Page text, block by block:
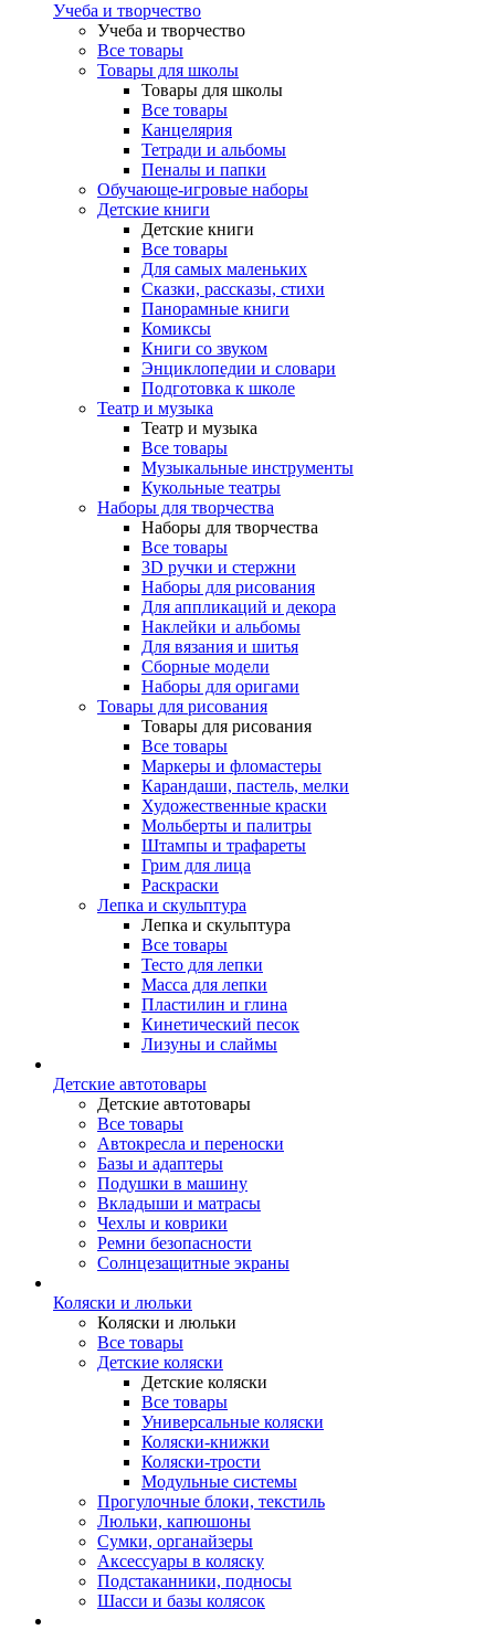
Учеба и творчество
Учеба и творчество
Все товары
Товары для школы
Товары для школы
Все товары
Канцелярия
Тетради и альбомы
Пеналы и папки
Обучающе-игровые наборы
Детские книги
Детские книги
Все товары
Для самых маленьких
Сказки, рассказы, стихи
Панорамные книги
Комиксы
Книги со звуком
Энциклопедии и словари
Подготовка к школе
Театр и музыка
Театр и музыка
Все товары
Музыкальные инструменты
Кукольные театры
Наборы для творчества
Наборы для творчества
Все товары
3D ручки и стержни
Наборы для рисования
Для аппликаций и декора
Наклейки и альбомы
Для вязания и шитья
Сборные модели
Наборы для оригами
Товары для рисования
Товары для рисования
Все товары
Маркеры и фломастеры
Карандаши, пастель, мелки
Художественные краски
Мольберты и палитры
Штампы и трафареты
Грим для лица
Раскраски
Лепка и скульптура
Лепка и скульптура
Все товары
Тесто для лепки
Масса для лепки
Пластилин и глина
Кинетический песок
Лизуны и слаймы
Детские автотовары
Детские автотовары
Все товары
Автокресла и переноски
Базы и адаптеры
Подушки в машину
Вкладыши и матрасы
Чехлы и коврики
Ремни безопасности
Солнцезащитные экраны
Коляски и люльки
Коляски и люльки
Все товары
Детские коляски
Детские коляски
Все товары
Универсальные коляски
Коляски-книжки
Коляски-трости
Модульные системы
Прогулочные блоки, текстиль
Люльки, капюшоны
Сумки, органайзеры
Аксессуары в коляску
Подстаканники, подносы
Шасси и базы колясок